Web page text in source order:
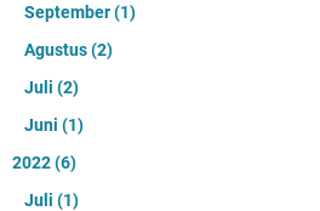
September(1)
Agustus(2)
Juli (2)
Juni (1)
2022(6)
Juli (1)